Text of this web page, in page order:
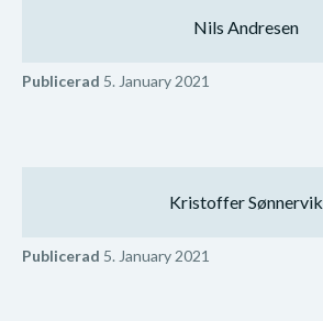
Nils Andresen
Publicerad 5. January 2021
Kristoffer Sønnervik
Publicerad 5. January 2021